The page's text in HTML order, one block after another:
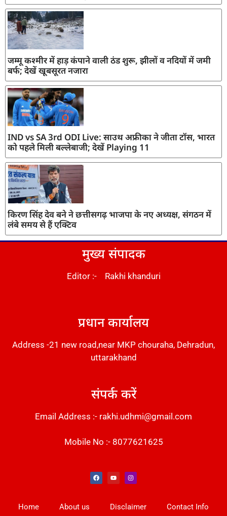
जम्मू कश्मीर में हाड़ कंपाने वाली ठंड शुरू, झीलों व नदियों में जमी
बर्फ; देखें खूबसूरत नजारा
IND vs SA 3rd ODI Live: साउथ अफ्रीका ने जीता टॉस, भारत
को पहले मिली बल्लेबाजी; देखें Playing 11
किरण सिंह देव बने ने छत्तीसगढ़ भाजपा के नए अध्यक्ष, संगठन में
लंबे समय से हैं एक्टिव
मुख्य संपादक
Editor :- Rakhi khanduri
प्रधान कार्यालय
Address -21 new road,near MKP chouraha, Dehradun,
uttarakhand
संपर्क करें
Email Address :- rakhi.udhmi@gmail.com
Mobile No :- 8077621625
Home About us Disclaimer Contact Info